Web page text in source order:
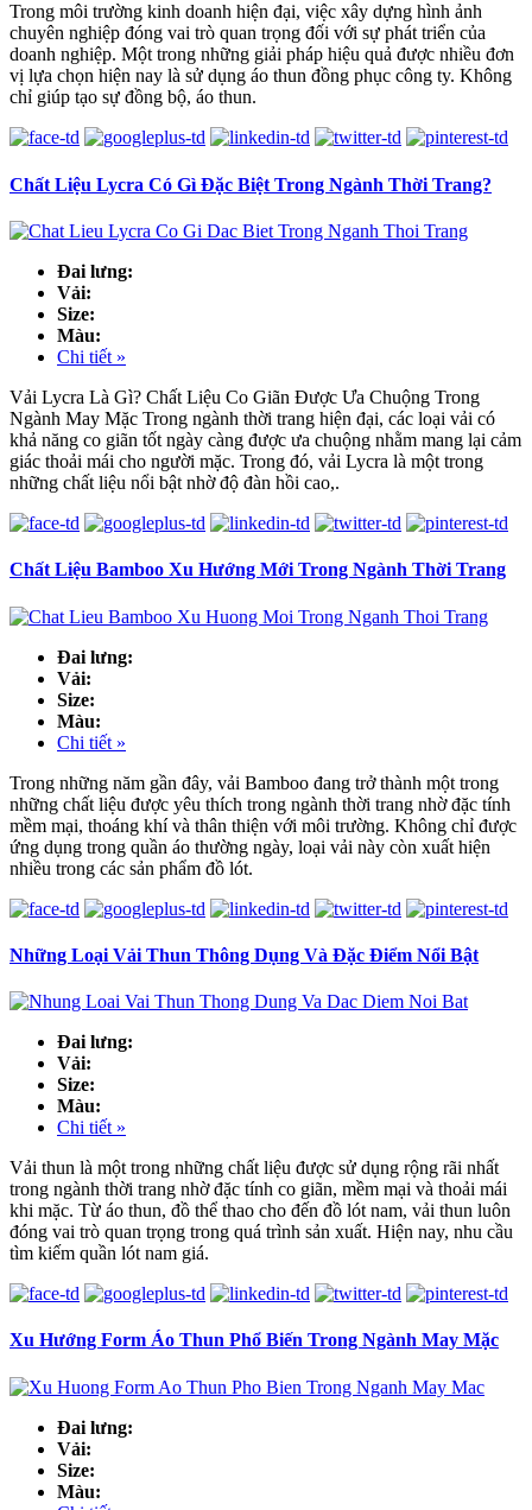
Trong môi trường kinh doanh hiện đại, việc xây dựng hình ảnh
chuyên nghiệp đóng vai trò quan trọng đối với sự phát triển của
doanh nghiệp. Một trong những giải pháp hiệu quả được nhiều đơn
vị lựa chọn hiện nay là sử dụng áo thun đồng phục công ty. Không
chỉ giúp tạo sự đồng bộ, áo thun.
Chất Liệu Lycra Có Gì Đặc Biệt Trong Ngành Thời Trang?
Đai lưng:
Vải:
Size:
Màu:
Chi tiết »
Vải Lycra Là Gì? Chất Liệu Co Giãn Được Ưa Chuộng Trong
Ngành May Mặc Trong ngành thời trang hiện đại, các loại vải có
khả năng co giãn tốt ngày càng được ưa chuộng nhằm mang lại cảm
giác thoải mái cho người mặc. Trong đó, vải Lycra là một trong
những chất liệu nổi bật nhờ độ đàn hồi cao,.
Chất Liệu Bamboo Xu Hướng Mới Trong Ngành Thời Trang
Đai lưng:
Vải:
Size:
Màu:
Chi tiết »
Trong những năm gần đây, vải Bamboo đang trở thành một trong
những chất liệu được yêu thích trong ngành thời trang nhờ đặc tính
mềm mại, thoáng khí và thân thiện với môi trường. Không chỉ được
ứng dụng trong quần áo thường ngày, loại vải này còn xuất hiện
nhiều trong các sản phẩm đồ lót.
Những Loại Vải Thun Thông Dụng Và Đặc Điểm Nổi Bật
Đai lưng:
Vải:
Size:
Màu:
Chi tiết »
Vải thun là một trong những chất liệu được sử dụng rộng rãi nhất
trong ngành thời trang nhờ đặc tính co giãn, mềm mại và thoải mái
khi mặc. Từ áo thun, đồ thể thao cho đến đồ lót nam, vải thun luôn
đóng vai trò quan trọng trong quá trình sản xuất. Hiện nay, nhu cầu
tìm kiếm quần lót nam giá.
Xu Hướng Form Áo Thun Phổ Biến Trong Ngành May Mặc
Đai lưng:
Vải:
Size:
Màu: